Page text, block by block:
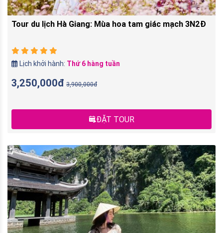
Tour du lịch Hà Giang: Mùa hoa tam giác mạch 3N2Đ
Lịch khởi hành: Thứ 6 hàng tuần
3,250,000đ 3,900,000đ
ĐẶT TOUR